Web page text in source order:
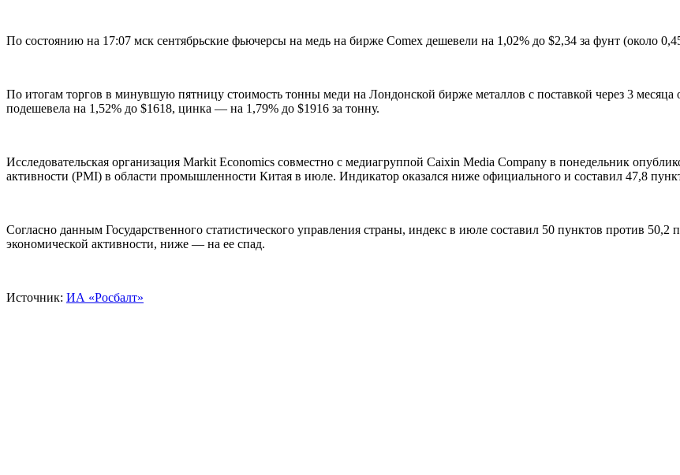
По состоянию на 17:07 мск сентябрьские фьючерсы на медь на бирже Comex дешевели на 1,02% до $2,34 за фунт (около
По итогам торгов в минувшую пятницу стоимость тонны меди на Лондонской бирже металлов с поставкой через 3 месяца
подешевела на 1,52% до $1618, цинка — на 1,79% до $1916 за тонну.
Исследовательская организация Markit Economics совместно с медиагруппой Caixin Media Company в понедельник
активности (PMI) в области промышленности Китая в июле. Индикатор оказался ниже официального и составил 47,8
Согласно данным Государственного статистического управления страны, индекс в июле составил 50 пунктов против
экономической активности, ниже — на ее спад.
Источник: ИА «Росбалт»